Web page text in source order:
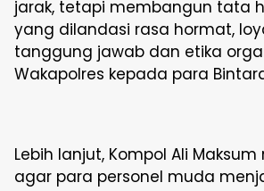
jarak, tetapi membangun tata
yang dilandasi rasa hormat,
tanggung jawab dan etika
Wakapolres kepada para
Lebih lanjut, Kompol Ali
agar para personel muda